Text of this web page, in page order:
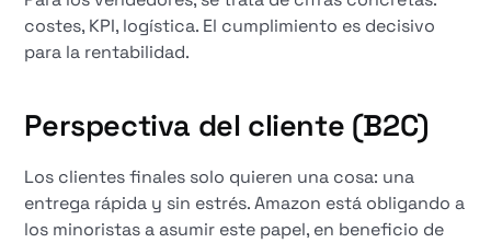
costes, KPI, logística. El cumplimiento es decisivo
para la rentabilidad.
Perspectiva del cliente (B2C)
Los clientes finales solo quieren una cosa: una
entrega rápida y sin estrés. Amazon está obligando a
los minoristas a asumir este papel, en beneficio de